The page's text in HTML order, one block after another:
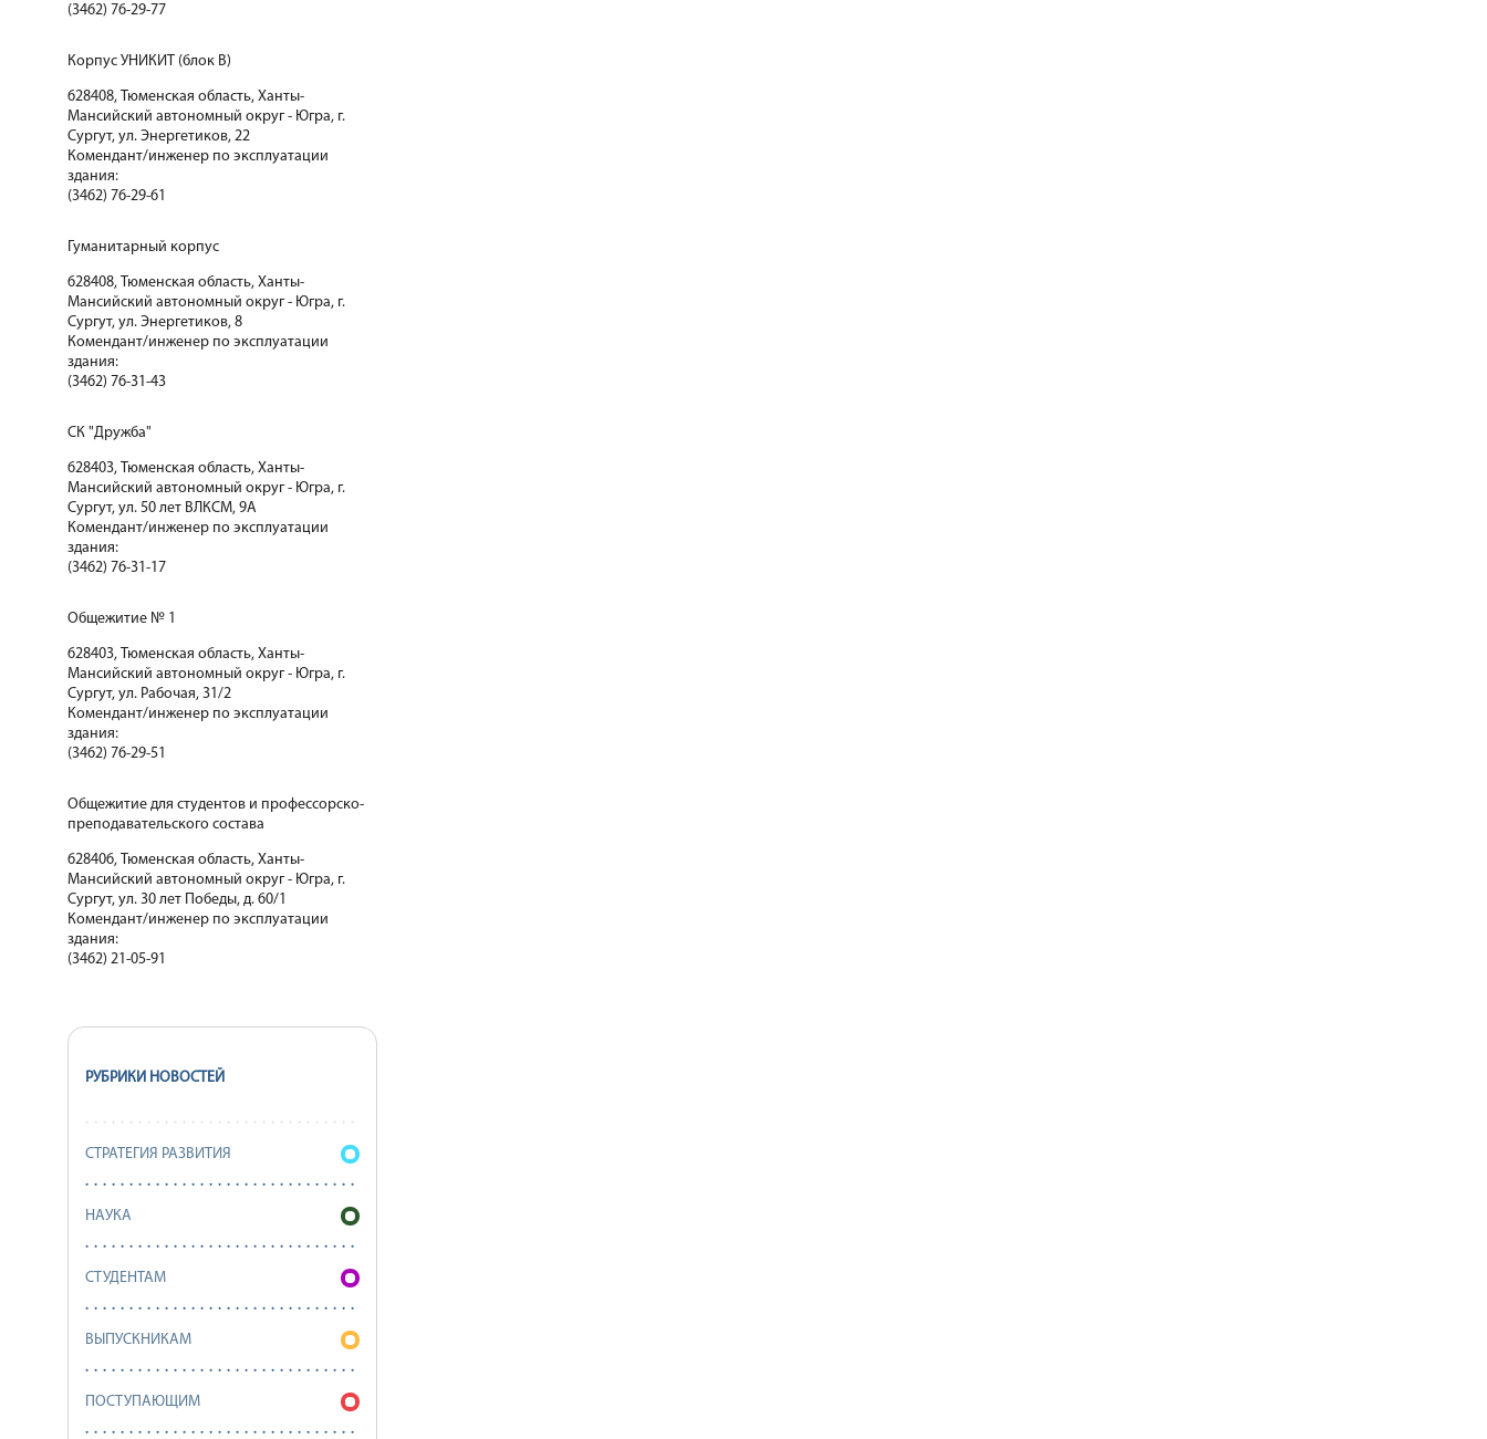
(3462) 76-29-77
Корпус УНИКИТ (блок В)
628408, Тюменская область, Ханты-
Мансийский автономный округ - Югра, г.
Сургут, ул. Энергетиков, 22
Комендант/инженер по эксплуатации
здания:
(3462) 76-29-61
Гуманитарный корпус
628408, Тюменская область, Ханты-
Мансийский автономный округ - Югра, г.
Сургут, ул. Энергетиков, 8
Комендант/инженер по эксплуатации
здания:
(3462) 76-31-43
СК "Дружба"
628403, Тюменская область, Ханты-
Мансийский автономный округ - Югра, г.
Сургут, ул. 50 лет ВЛКСМ, 9А
Комендант/инженер по эксплуатации
здания:
(3462) 76-31-17
Общежитие № 1
628403, Тюменская область, Ханты-
Мансийский автономный округ - Югра, г.
Сургут, ул. Рабочая, 31/2
Комендант/инженер по эксплуатации
здания:
(3462) 76-29-51
Общежитие для студентов и профессорско-
преподавательского состава
628406, Тюменская область, Ханты-
Мансийский автономный округ - Югра, г.
Сургут, ул. 30 лет Победы, д. 60/1
Комендант/инженер по эксплуатации
здания:
(3462) 21-05-91
РУБРИКИ НОВОСТЕЙ
СТРАТЕГИЯ РАЗВИТИЯ
НАУКА
СТУДЕНТАМ
ВЫПУСКНИКАМ
ПОСТУПАЮЩИМ